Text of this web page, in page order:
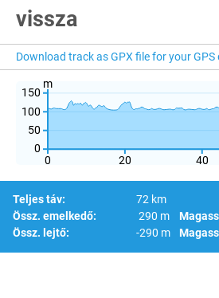
vissza
Download track as GPX file for your GPS
0 20 40
0
50
100
150
m
Teljes táv:
72 km
Össz. emelkedő:
290 m
Össz. lejtő:
-290 m